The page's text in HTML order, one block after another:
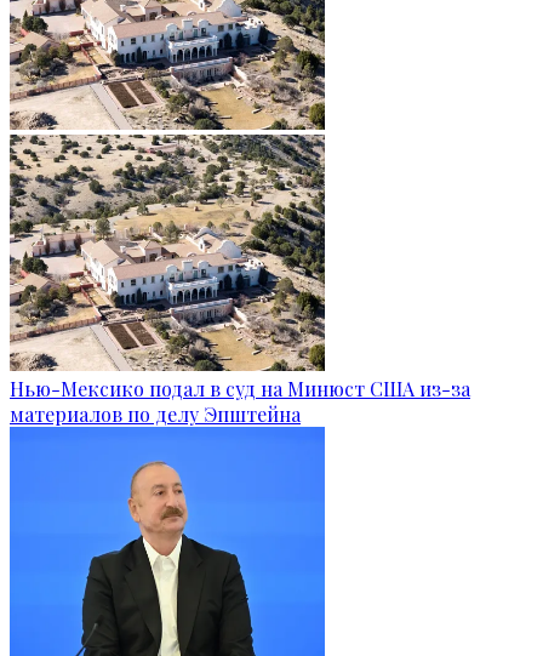
Нью-Мексико подал в суд на Минюст США из-за
материалов по делу Эпштейна